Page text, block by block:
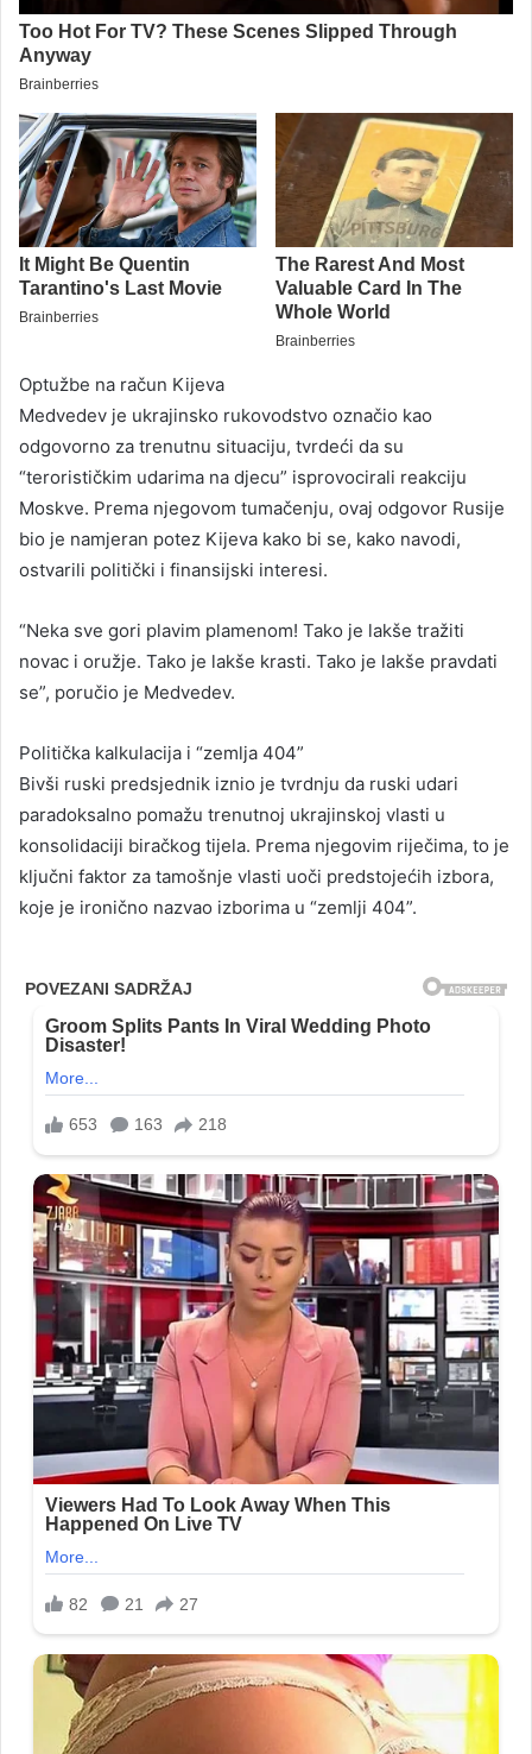
Optužbe na račun Kijeva
Medvedev je ukrajinsko rukovodstvo označio kao
odgovorno za trenutnu situaciju, tvrdeći da su
“terorističkim udarima na djecu” isprovocirali reakciju
Moskve. Prema njegovom tumačenju, ovaj odgovor Rusije
bio je namjeran potez Kijeva kako bi se, kako navodi,
ostvarili politički i finansijski interesi.
“Neka sve gori plavim plamenom! Tako je lakše tražiti
novac i oružje. Tako je lakše krasti. Tako je lakše pravdati
se”, poručio je Medvedev.
Politička kalkulacija i “zemlja 404”
Bivši ruski predsjednik iznio je tvrdnju da ruski udari
paradoksalno pomažu trenutnoj ukrajinskoj vlasti u
konsolidaciji biračkog tijela. Prema njegovim riječima, to je
ključni faktor za tamošnje vlasti uoči predstojećih izbora,
koje je ironično nazvao izborima u “zemlji 404”.